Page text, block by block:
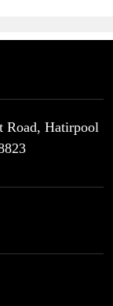
Road, Hatirpool